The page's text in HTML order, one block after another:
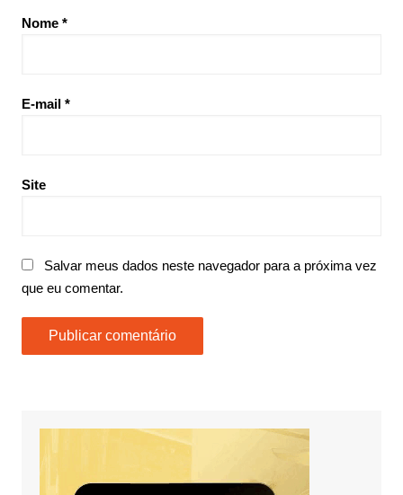
Nome *
E-mail *
Site
Salvar meus dados neste navegador para a próxima vez
que eu comentar.